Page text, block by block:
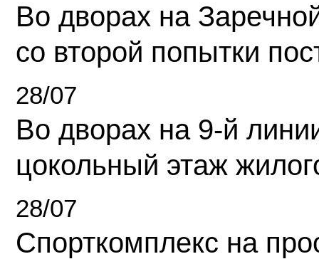
Во дворах на
со второй попытки
28/07
Во дворах на 9-й
цокольный этаж
28/07
Спорткомплекс на